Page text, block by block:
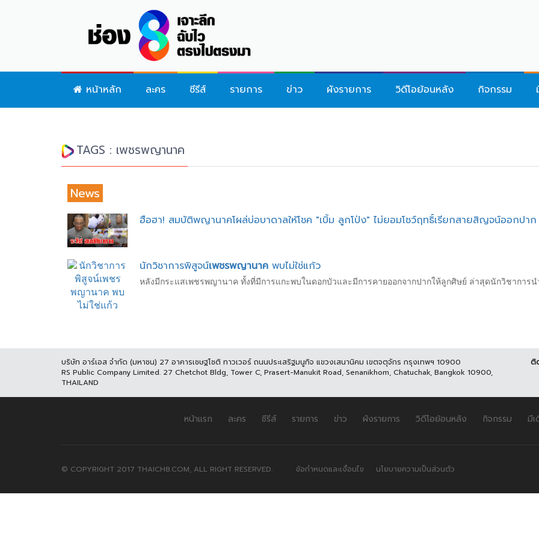
หน้าหลัก ละคร ซีรีส์ รายการ ข่าว ผังรายการ วิดีโอย้อนหลัง กิจกรรม
TAGS : เพชรพญานาค
News
ฮือฮา! สมบัติพญานาคโผล่บ่อบาดาลให้โชค "เบิ้ม ลูกโป่ง" ไม่ยอมโชว์ฤทธิ์เรียกสายสิญจน์ออกปาก
นักวิชาการพิสูจน์เพชรพญานาค พบไม่ใช่แก้ว
หลังมีกระแสเพชรพญานาค ทั้งที่มีการแกะพบในดอกบัวและมีการคายออกจากปากให้ลูกศิษย์ ล่าสุดนักวิชาการ
บริษัท อาร์เอส จำกัด (มหาชน) 27 อาคารเชษฐโชติ ทาวเวอร์ ถนนประเสริฐมนูกิจ แขวงเสนานิคม เขตจตุจักร กรุงเทพฯ 10900
RS Public Company Limited. 27 Chetchot Bldg, Tower C, Prasert-Manukit Road, Senanikhom, Chatuchak, Bangkok 10900,
THAILAND
ติ
หน้าแรก ละคร ซีรีส์ รายการ ข่าว ผังรายการ วิดีโอย้อนหลัง กิจกรรม มี
© COPYRIGHT 2017 THAICH8.COM, ALL RIGHT RESERVED. ข้อกำหนดและเงื่อนไข นโยบายความเป็นส่วนตัว